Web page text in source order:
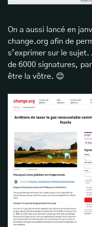
On a aussi lancé en
change.org afin de
s’exprimer sur le
de 6000 signatures,
être la vôtre. 😊